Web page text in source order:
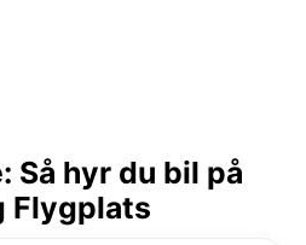
Så hyr du bil på
Flygplats